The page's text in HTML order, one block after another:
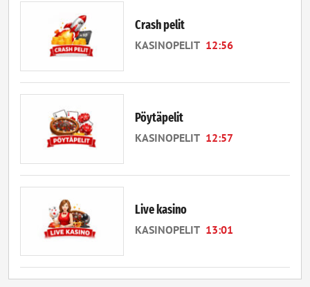
Crash pelit
KASINOPELIT 12:56
Pöytäpelit
KASINOPELIT 12:57
Live kasino
KASINOPELIT 13:01